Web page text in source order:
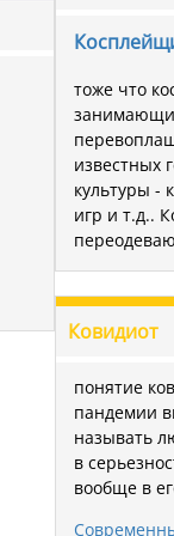
тоже что
известных
культуры -
игр и т.д..
Ковидиот
понятие
пандемии
называть
в
вообще в